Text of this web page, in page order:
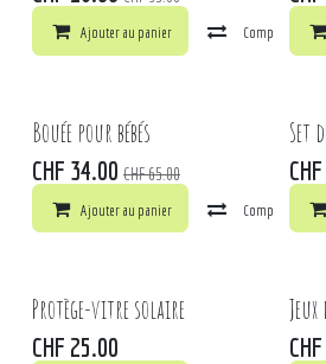
Ajouter au panier Comparer
Bouée pour bébés
CHF 34.00 CHF65.00
Ajouter au panier Comparer
Set
CHF
Protège-vitre solaire
CHF 25.00 CHF